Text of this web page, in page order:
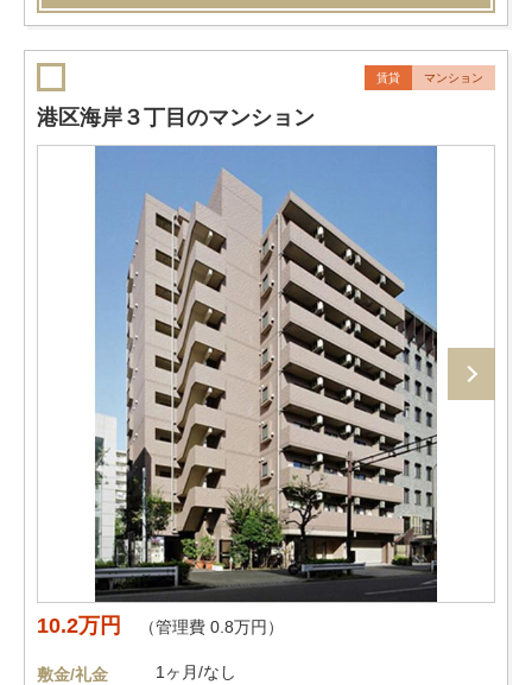
賃貸 マンション
港区海岸３丁目のマンション
10.2万円 （管理費 0.8万円）
敷金/礼金
1ヶ月/なし